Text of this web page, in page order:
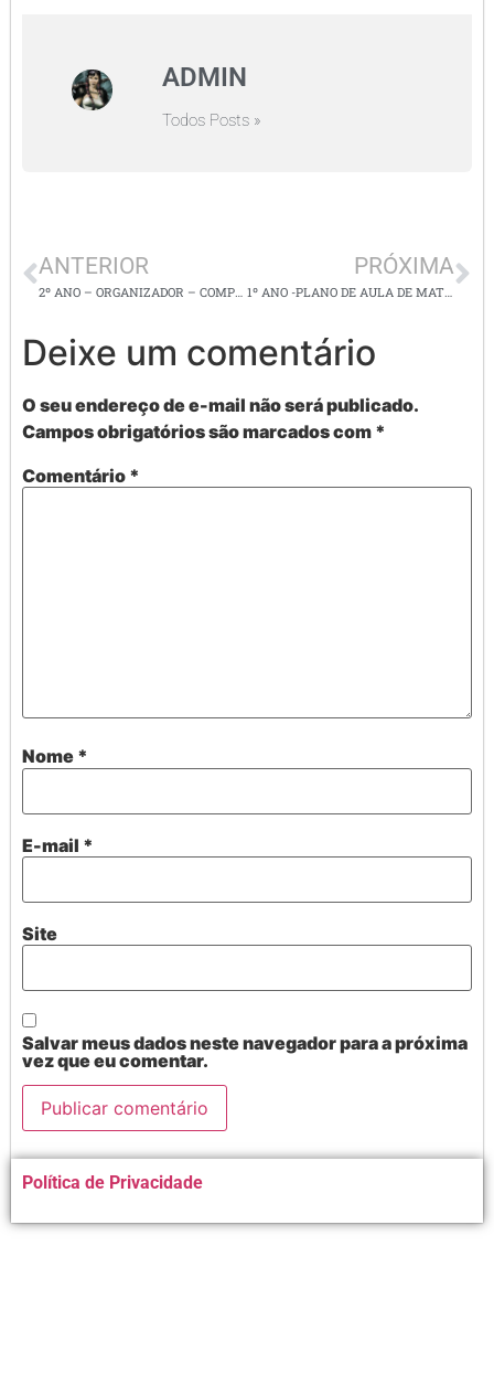
ADMIN
Todos Posts »
ANTERIOR PRÓXIMA
Deixe um comentário
O seu endereço de e-mail não será publicado.
Campos obrigatórios são marcados com *
Comentário *
Nome *
E-mail *
Site
Salvar meus dados neste navegador para a próxima
vez que eu comentar.
Alternative:
Política de Privacidade